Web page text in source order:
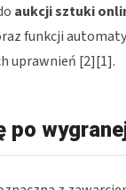
aukcji sztuki
funkcji
uprawnień [2][1].
po